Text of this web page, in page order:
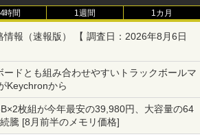
時間 1週間 1カ月
情報（速報版） 【 調査日：2026年8月6日
ードとも組み合わせやすいトラックボールマ
Keychronから
枚組が今年最安の39,980円、大容量の64
騰 [8月前半のメモリ価格]